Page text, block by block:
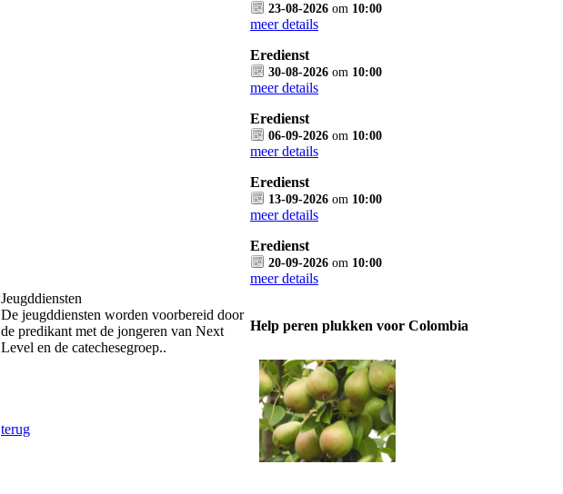
Jeugddiensten
De jeugddiensten worden voorbereid door
de predikant met de jongeren van Next
Level en de catechesegroep..
terug
23-08-2026 om 10:00
meer details
Eredienst
30-08-2026 om 10:00
meer details
Eredienst
06-09-2026 om 10:00
meer details
Eredienst
13-09-2026 om 10:00
meer details
Eredienst
20-09-2026 om 10:00
meer details
Help peren plukken voor Colombia